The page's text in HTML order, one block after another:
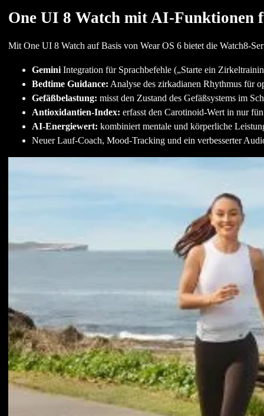
One UI 8 Watch mit AI-Funktionen
Mit One UI 8 Watch auf Basis von Wear OS 6 bietet die Watch8-
GeminiIntegration für Sprachbefehle („Starte ein
Bedtime Guidance: Analyse des zirkadianen Rhythmus für
Gefäßbelastung: misst den Zustand des Gefäßsystems im
Antioxidantien-Index: erfasst den Carotinoid-Wert in nur
AI-Energiewert: kombiniert mentale und körperliche
Neuer Lauf-Coach, Mood-Tracking und ein verbesserter